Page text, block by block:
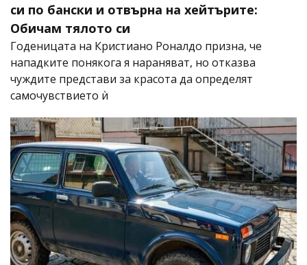
си по бански и отвърна на хейтърите:
Обичам тялото си
Годеницата на Кристиано Роналдо призна, че
нападките понякога я нараняват, но отказва
чуждите представи за красота да определят
самочувствието ѝ